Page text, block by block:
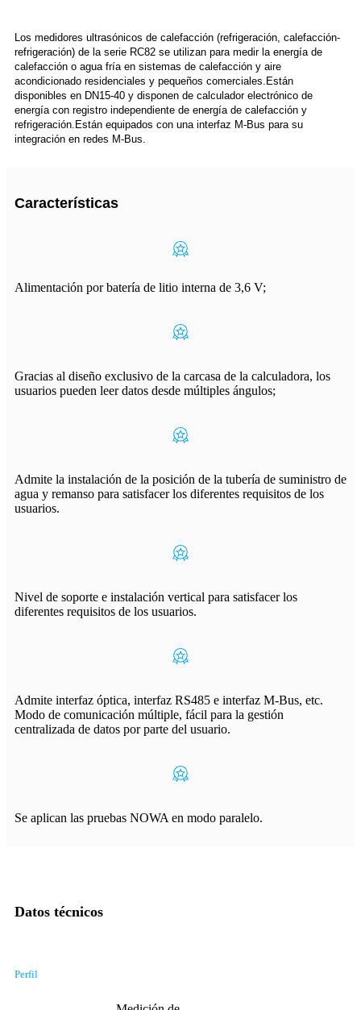
Los medidores ultrasónicos de calefacción (refrigeración, calefacción-
refrigeración) de la serie RC82 se utilizan para medir la energía de
calefacción o agua fría en sistemas de calefacción y aire
acondicionado residenciales y pequeños comerciales.Están
disponibles en DN15-40 y disponen de calculador electrónico de
energía con registro independiente de energía de calefacción y
refrigeración.Están equipados con una interfaz M-Bus para su
integración en redes M-Bus.
Características
Alimentación por batería de litio interna de 3,6 V;
Gracias al diseño exclusivo de la carcasa de la calculadora, los
usuarios pueden leer datos desde múltiples ángulos;
Admite la instalación de la posición de la tubería de suministro de
agua y remanso para satisfacer los diferentes requisitos de los
usuarios.
Nivel de soporte e instalación vertical para satisfacer los
diferentes requisitos de los usuarios.
Admite interfaz óptica, interfaz RS485 e interfaz M-Bus, etc.
Modo de comunicación múltiple, fácil para la gestión
centralizada de datos por parte del usuario.
Se aplican las pruebas NOWA en modo paralelo.
Datos técnicos
Perfil